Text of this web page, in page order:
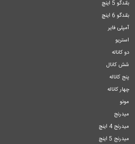
بلندگو 5 اینچ
بلندگو 6 اینچ
آمپلی فایر
استریو
دو کاناله
شش کانال
پنج کاناله
چهار کاناله
مونو
میدرنج
میدرنج 4 اینچ
میدرنج 5 اینچ